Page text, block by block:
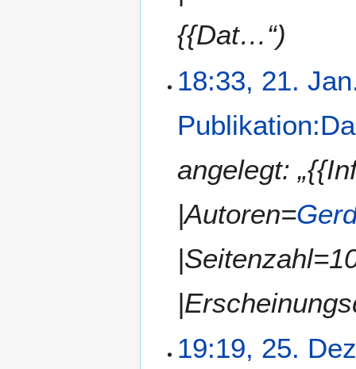
{{Dat…“)
18:33, 21.
angelegt:
|Autoren=
19:19, 25.